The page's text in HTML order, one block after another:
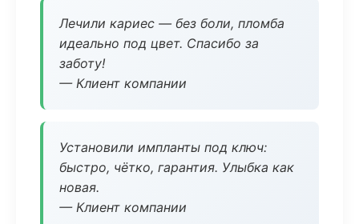
Лечили кариес — без боли, пломба
идеально под цвет. Спасибо за
заботу!
— Клиент компании
Установили импланты под ключ:
быстро, чётко, гарантия. Улыбка как
новая.
— Клиент компании